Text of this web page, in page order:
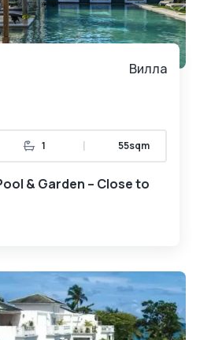
Вилла
1 | 55sqm
& Garden – Close to